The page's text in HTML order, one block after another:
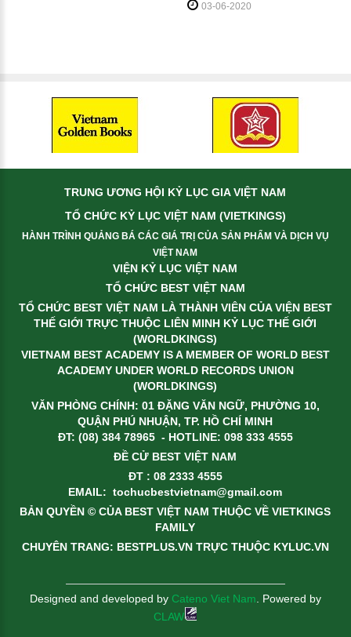
03-06-2020
TRUNG ƯƠNG HỘI KỶ LỤC GIA VIỆT NAM
TỔ CHỨC KỶ LỤC VIỆT NAM (VIETKINGS)
HÀNH TRÌNH QUẢNG BÁ CÁC GIÁ TRỊ CỦA SẢN PHẨM VÀ DỊCH VỤ
VIỆT NAM
VIỆN KỶ LỤC VIỆT NAM
TỔ CHỨC BEST VIỆT NAM
TỔ CHỨC BEST VIỆT NAM LÀ THÀNH VIÊN CỦA VIỆN BEST
THẾ GIỚI TRỰC THUỘC LIÊN MINH KỶ LỤC THẾ GIỚI
(WORLDKINGS)
VIETNAM BEST ACADEMY IS A MEMBER OF WORLD BEST
ACADEMY UNDER WORLD RECORDS UNION
(WORLDKINGS)
VĂN PHÒNG CHÍNH: 01 ĐẶNG VĂN NGỮ, PHƯỜNG 10,
QUẬN PHÚ NHUẬN, TP. HỒ CHÍ MINH
ĐT: (08) 384 78965 - HOTLINE: 098 333 4555
ĐỀ CỬ BEST VIỆT NAM
ĐT : 08 2333 4555
EMAIL: tochucbestvietnam@gmail.com
BẢN QUYỀN © CỦA BEST VIỆT NAM THUỘC VỀ VIETKINGS
FAMILY
CHUYÊN TRANG: BESTPLUS.VN TRỰC THUỘC KYLUC.VN
Designed and developed by Cateno Viet Nam . Powered by
CLAW